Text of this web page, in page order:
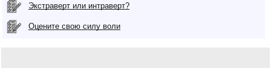
Экстраверт или интраверт?
Оцените свою силу воли